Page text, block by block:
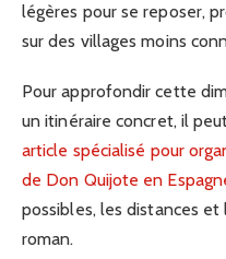
légères pour se reposer,
sur des villages moins
Pour approfondir cette
un itinéraire concret, il
article spécialisé pour
de Don Quijote en
possibles, les distances
roman.